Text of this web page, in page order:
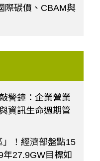
際碳價、CBAM與
警鐘：企業營業
資訊生命週期管
！經濟部盤點15
27.9GW目標如